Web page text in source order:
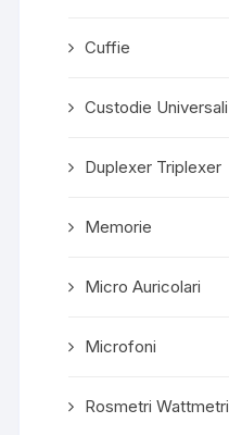
Cuffie
Custodie Universali
Duplexer Triplexer
Memorie
Micro Auricolari
Microfoni
Rosmetri Wattmetri